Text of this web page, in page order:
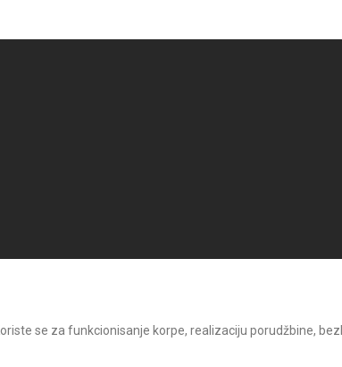
se za funkcionisanje korpe, realizaciju porudžbine,